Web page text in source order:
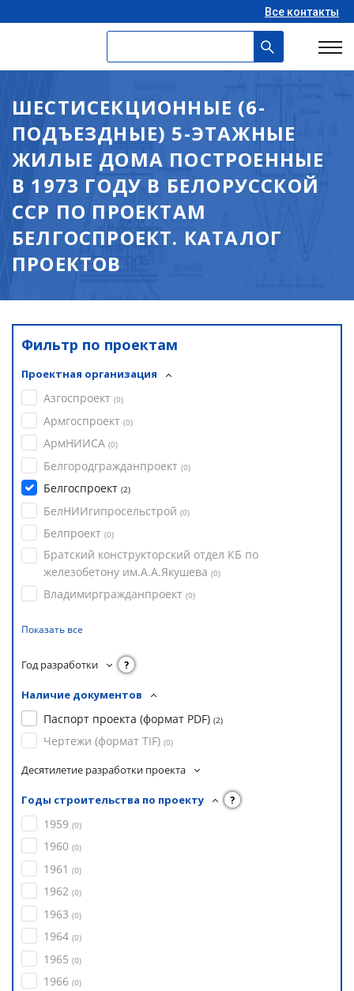
Все контакты
ШЕСТИСЕКЦИОННЫЕ (6-
ПОДЪЕЗДНЫЕ) 5-ЭТАЖНЫЕ
ЖИЛЫЕ ДОМА ПОСТРОЕННЫЕ
В 1973 ГОДУ В БЕЛОРУССКОЙ
ССР ПО ПРОЕКТАМ
БЕЛГОСПРОЕКТ. КАТАЛОГ
ПРОЕКТОВ
Фильтр по проектам
Проектная организация
Азгоспроект (0)
Армгоспроект (0)
АрмНИИСА (0)
Белгородгражданпроект (0)
Белгоспроект (2)
БелНИИгипросельстрой (0)
Белпроект (0)
Братский конструкторский отдел КБ по
железобетону им.А.А.Якушева (0)
Владимиргражданпроект (0)
Показать все
Год разработки ?
Наличие документов
Паспорт проекта (формат PDF) (2)
Чертежи (формат TIF) (0)
Десятилетие разработки проекта
Годы строительства по проекту ?
1959 (0)
1960 (0)
1961 (0)
1962 (0)
1963 (0)
1964 (0)
1965 (0)
1966 (0)